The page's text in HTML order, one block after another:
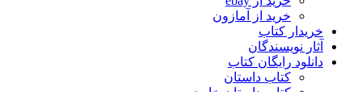
خرید از آمازون
خریدار کتاب
آثار نویسندگان
دانلود رایگان کتاب
کتاب داستان